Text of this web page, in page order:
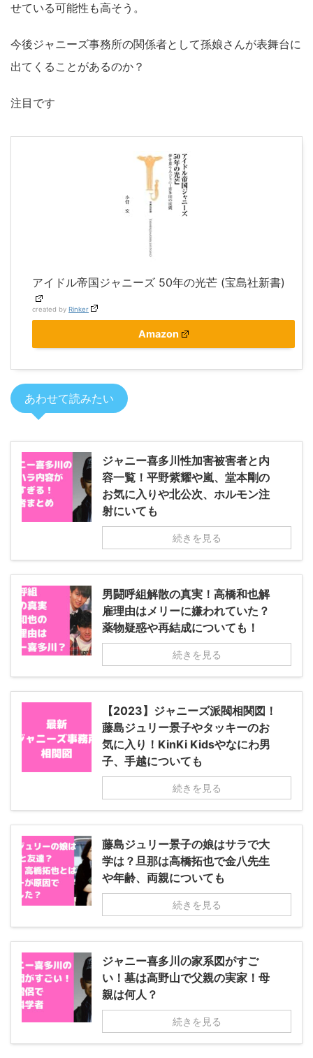
せている可能性も高そう。
今後ジャニーズ事務所の関係者として孫娘さんが表舞台に
出てくることがあるのか？
注目です
アイドル帝国ジャニーズ 50年の光芒 (宝島社新書)
created by Rinker
Amazon
あわせて読みたい
ジャニー喜多川性加害被害者と内
容一覧！平野紫耀や嵐、堂本剛の
お気に入りや北公次、ホルモン注
射にいても
続きを見る
男闘呼組解散の真実！高橋和也解
雇理由はメリーに嫌われていた？
薬物疑惑や再結成についても！
続きを見る
【2023】ジャニーズ派閥相関図！
藤島ジュリー景子やタッキーのお
気に入り！KinKi Kidsやなにわ男
子、手越についても
続きを見る
藤島ジュリー景子の娘はサラで大
学は？旦那は高橋拓也で金八先生
や年齢、両親についても
続きを見る
ジャニー喜多川の家系図がすご
い！墓は高野山で父親の実家！母
親は何人？
続きを見る